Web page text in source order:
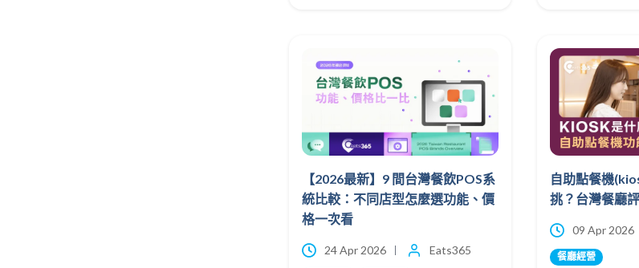
【2026最新】9 間台灣餐飲POS系
統比較：不同店型怎麼選功能、價
格一次看
24 Apr 2026 Eats365
自助點餐機
挑？台灣餐廳
09 Apr 2026
餐廳經營